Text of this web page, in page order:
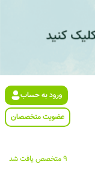
ورود به حساب
عضویت متخصصان
9 متخصص یافت شد